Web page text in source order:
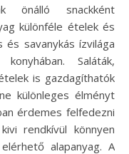
önálló snackként
különféle ételek és
savanykás ízvilága
Saláták,
is gazdagíthatók
különleges élményt
érdemes felfedezni
rendkívül könnyen
alapanyag. A